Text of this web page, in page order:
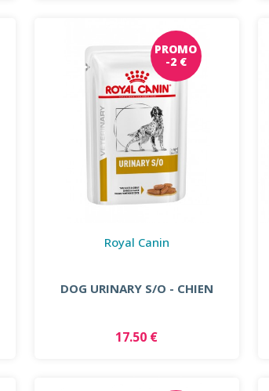
PROMO
-2 €
Royal Canin
DOG URINARY S/O - CHIEN
17.50 €